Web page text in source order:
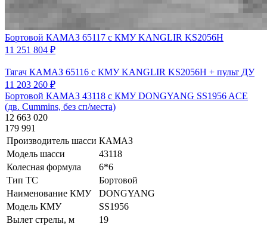
Бортовой КАМАЗ 65117 с КМУ KANGLIR KS2056H
11 251 804 ₽
Тягач КАМАЗ 65116 с КМУ KANGLIR KS2056H + пульт ДУ
11 203 260 ₽
Бортовой КАМАЗ 43118 с КМУ DONGYANG SS1956 ACE
(дв. Cummins, без сп/места)
12 663 020
179 991
Производитель шасси КАМАЗ
Модель шасси
43118
Колесная формула
6*6
Тип ТС
Бортовой
Наименование КМУ
DONGYANG
Модель КМУ
SS1956
Вылет стрелы, м
19